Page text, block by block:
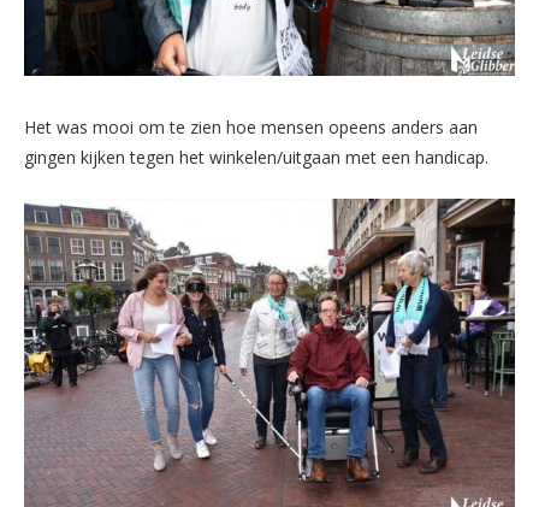
Het was mooi om te zien hoe mensen opeens anders aan
gingen kijken tegen het winkelen/uitgaan met een handicap.